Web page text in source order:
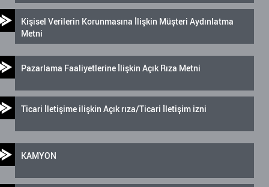
Kişisel Verilerin Korunmasına İlişkin Müşteri Aydınlatma
Metni
Pazarlama Faaliyetlerine İlişkin Açık Rıza Metni
Ticari İletişime ilişkin Açık rıza/Ticari İletişim izni
KAMYON